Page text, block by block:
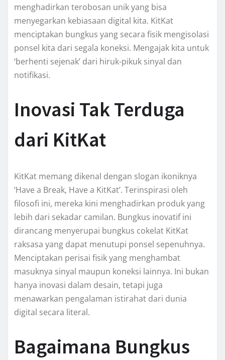
menghadirkan terobosan unik yang bisa
menyegarkan kebiasaan digital kita. KitKat
menciptakan bungkus yang secara fisik mengisolasi
ponsel kita dari segala koneksi. Mengajak kita untuk
‘berhenti sejenak’ dari hiruk-pikuk sinyal dan
notifikasi.
Inovasi Tak Terduga
dari KitKat
KitKat memang dikenal dengan slogan ikoniknya
‘Have a Break, Have a KitKat’. Terinspirasi oleh
filosofi ini, mereka kini menghadirkan produk yang
lebih dari sekadar camilan. Bungkus inovatif ini
dirancang menyerupai bungkus cokelat KitKat
raksasa yang dapat menutupi ponsel sepenuhnya.
Menciptakan perisai fisik yang menghambat
masuknya sinyal maupun koneksi lainnya. Ini bukan
hanya inovasi dalam desain, tetapi juga
menawarkan pengalaman istirahat dari dunia
digital secara literal.
Bagaimana Bungkus